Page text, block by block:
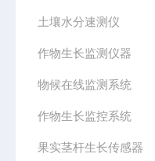
土壤水分速测仪
作物生长监测仪器
物候在线监测系统
作物生长监控系统
果实茎杆生长传感器